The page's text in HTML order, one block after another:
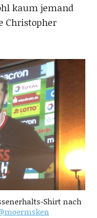
kaum jemand
Christopher
Shirt nach